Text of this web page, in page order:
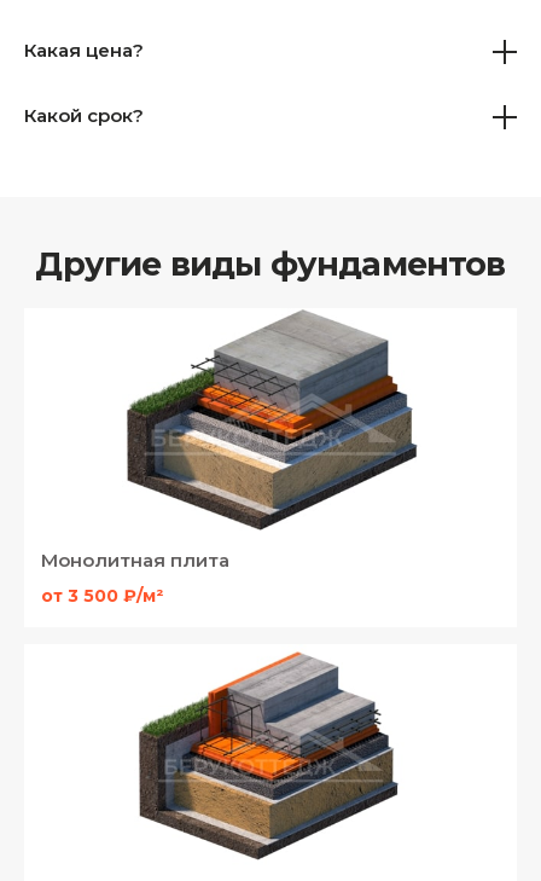
Какая цена?
Какой срок?
Другие виды фундаментов
Монолитная плита
от 3 500 ₽/м²